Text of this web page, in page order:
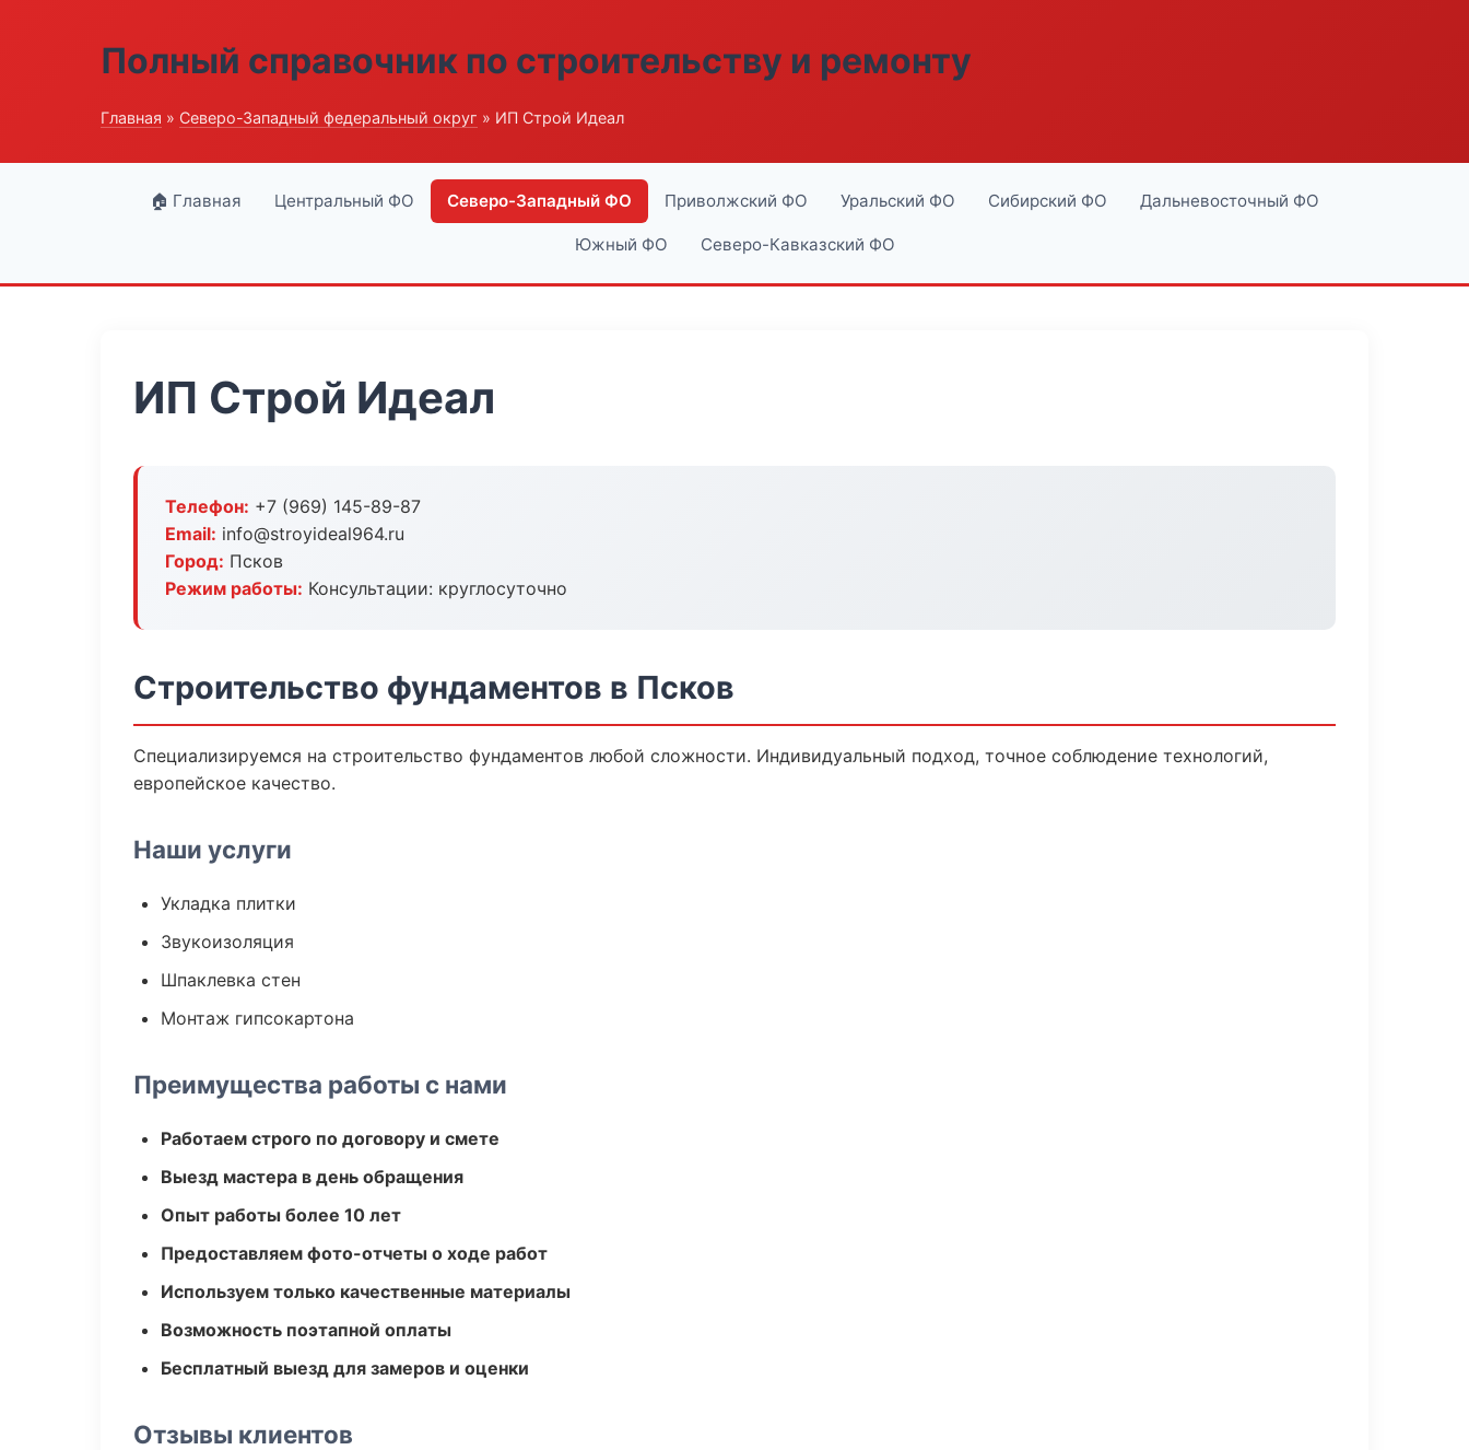
Полный справочник по строительству и ремонту
Главная » Северо-Западный федеральный округ » ИП Строй Идеал
🏠 Главная Центральный ФО Северо-Западный ФО Приволжский ФО Уральский ФО Сибирский ФО Дальневосточный ФО
Южный ФО Северо-Кавказский ФО
ИП Строй Идеал
Телефон: +7 (969) 145-89-87
Email: info@stroyideal964.ru
Город: Псков
Режим работы: Консультации: круглосуточно
Строительство фундаментов в Псков
Специализируемся на строительство фундаментов любой сложности. Индивидуальный подход, точное соблюдение технологий,
европейское качество.
Наши услуги
Укладка плитки
Звукоизоляция
Шпаклевка стен
Монтаж гипсокартона
Преимущества работы с нами
Работаем строго по договору и смете
Выезд мастера в день обращения
Опыт работы более 10 лет
Предоставляем фото-отчеты о ходе работ
Используем только качественные материалы
Возможность поэтапной оплаты
Бесплатный выезд для замеров и оценки
Отзывы клиентов